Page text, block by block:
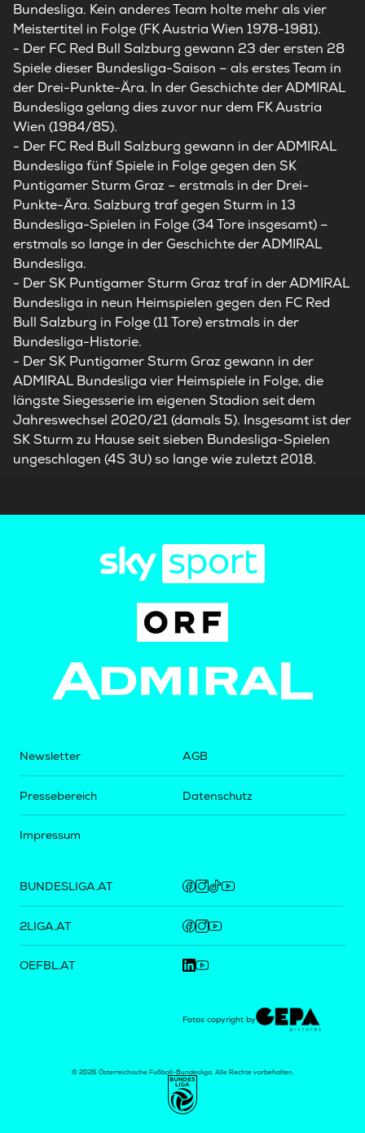
Bundesliga. Kein anderes Team holte mehr als vier
Meistertitel in Folge (FK Austria Wien 1978-1981).
- Der FC Red Bull Salzburg gewann 23 der ersten 28
Spiele dieser Bundesliga-Saison – als erstes Team in
der Drei-Punkte-Ära. In der Geschichte der ADMIRAL
Bundesliga gelang dies zuvor nur dem FK Austria
Wien (1984/85).
- Der FC Red Bull Salzburg gewann in der ADMIRAL
Bundesliga fünf Spiele in Folge gegen den SK
Puntigamer Sturm Graz – erstmals in der Drei-
Punkte-Ära. Salzburg traf gegen Sturm in 13
Bundesliga-Spielen in Folge (34 Tore insgesamt) –
erstmals so lange in der Geschichte der ADMIRAL
Bundesliga.
- Der SK Puntigamer Sturm Graz traf in der ADMIRAL
Bundesliga in neun Heimspielen gegen den FC Red
Bull Salzburg in Folge (11 Tore) erstmals in der
Bundesliga-Historie.
- Der SK Puntigamer Sturm Graz gewann in der
ADMIRAL Bundesliga vier Heimspiele in Folge, die
längste Siegesserie im eigenen Stadion seit dem
Jahreswechsel 2020/21 (damals 5). Insgesamt ist der
SK Sturm zu Hause seit sieben Bundesliga-Spielen
ungeschlagen (4S 3U) so lange wie zuletzt 2018.
Newsletter
Pressebereich
Impressum
AGB
Datenschutz
BUNDESLIGA.AT
2LIGA.AT
OEFBL.AT
Fotos copyright by
© 2026 Österreichische Fußball-Bundesliga. Alle Rechte vorbehalten.